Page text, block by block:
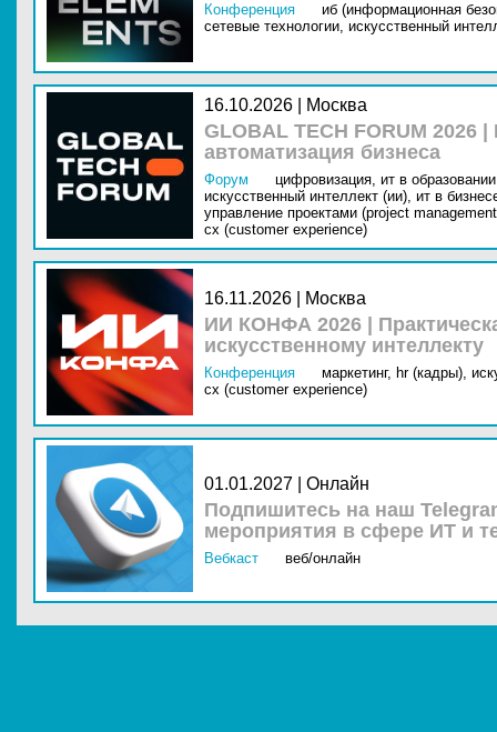
Конференция
иб (информационная
сетевые технологии, искусственный
16.10.2026 | Москва
GLOBAL TECH FORUM
автоматизация бизнеса
Форум цифровизация, ит в
искусственный интеллект (ии), ит в
управление проектами (project
cx (customer experience)
16.11.2026 | Москва
ИИ КОНФА 2026 |
искусственному интеллекту
Конференция маркетинг, hr (кадры),
cx (customer experience)
01.01.2027 | Онлайн
Подпишитесь на наш
мероприятия в сфере ИТ и
Вебкаст веб/онлайн